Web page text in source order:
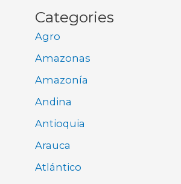
Categories
Agro
Amazonas
Amazonía
Andina
Antioquia
Arauca
Atlántico